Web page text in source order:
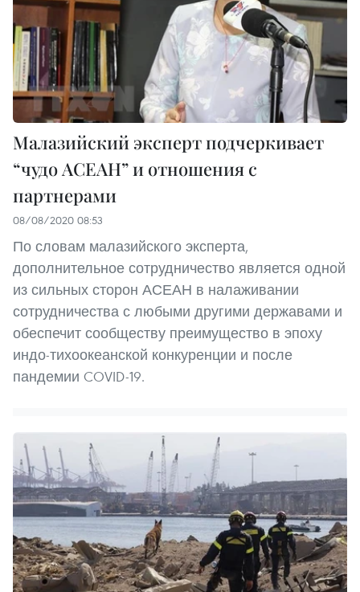
Малазийский эксперт подчеркивает
“чудо АСЕАН” и отношения с
партнерами
08/08/2020 08:53
По словам малазийского эксперта,
дополнительное сотрудничество является одной
из сильных сторон АСЕАН в налаживании
сотрудничества с любыми другими державами и
обеспечит сообществу преимущество в эпоху
индо-тихоокеанской конкуренции и после
пандемии COVID-19.